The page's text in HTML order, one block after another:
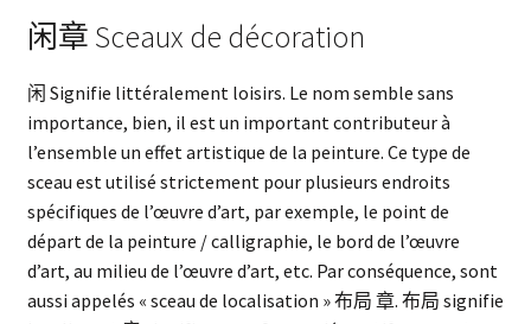
闲章 Sceaux de décoration
闲 Signifie littéralement loisirs. Le nom semble sans
importance, bien, il est un important contributeur à
l’ensemble un effet artistique de la peinture. Ce type de
sceau est utilisé strictement pour plusieurs endroits
spécifiques de l’œuvre d’art, par exemple, le point de
départ de la peinture / calligraphie, le bord de l’œuvre
d’art, au milieu de l’œuvre d’art, etc. Par conséquence, sont
aussi appelés « sceau de localisation » 布局 章. 布局 signifie